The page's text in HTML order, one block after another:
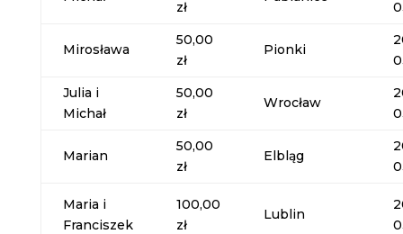
zł
Mirosława
50,00
zł
Pionki
Julia i
Michał
50,00
zł
Wrocław
Marian
50,00
zł
Elbląg
Maria i
Franciszek
100,00
zł
Lublin